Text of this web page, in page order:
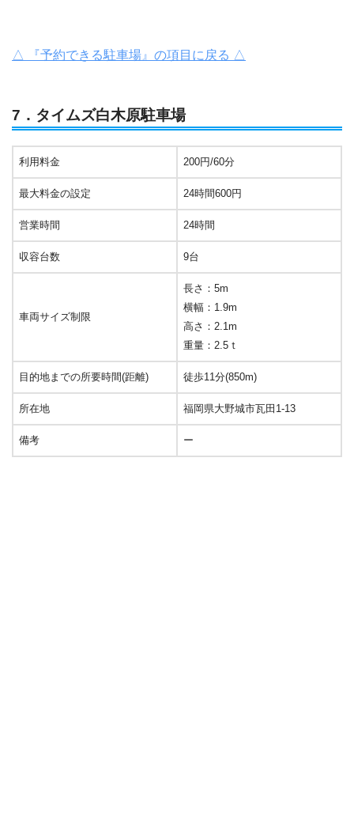
△ 『予約できる駐車場』の項目に戻る △
7．タイムズ白木原駐車場
利用料金 200円/60分
最大料金の設定 24時間600円
営業時間 24時間
収容台数 9台
車両サイズ制限
長さ：5m
横幅：1.9m
高さ：2.1m
重量：2.5ｔ
目的地までの所要時間(距離) 徒歩11分(850m)
所在地 福岡県大野城市瓦田1-13
備考 ー